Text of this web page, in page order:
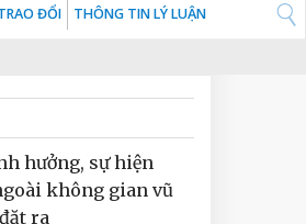
ĐỔI THÔNG TIN LÝ LUẬN
hưởng, sự hiện
không gian vũ
ra